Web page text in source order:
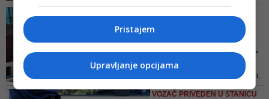
mjestu događaja sačinili izvještaj
popratnom dokumentacijom koju
je osumnjičena M.K. koristila kao
dokazni materijal u sudskom
postupku radi naknade štete na
temelju osigur...
STRAVIČNOG UDESA, PRVI
Ejubović mi je ubio dijete,
razrušio dom, a sada m...
Mislio sam, pogledat će me u oči,
pokajat će se i reći: „Desilo se
VOZAČ PRIVEDEN U STANICU
Pristajem
Upravljanje opcijama